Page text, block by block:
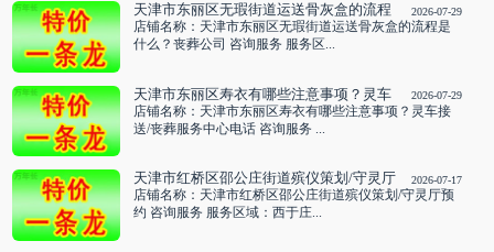
天津市东丽区无瑕街道运送骨灰盒的流程
是什么？丧葬公司 咨询服务
2026-07-29
店铺名称：天津市东丽区无瑕街道运送骨灰盒的流程是
什么？丧葬公司 咨询服务 服务区...
天津市东丽区寿衣有哪些注意事项？灵车
接送/丧葬服务中心电话 咨询服务
2026-07-29
店铺名称：天津市东丽区寿衣有哪些注意事项？灵车接
送/丧葬服务中心电话 咨询服务 ...
天津市红桥区邵公庄街道殡仪策划/守灵厅
预约 咨询服务
2026-07-17
店铺名称：天津市红桥区邵公庄街道殡仪策划/守灵厅预
约 咨询服务 服务区域：西于庄...